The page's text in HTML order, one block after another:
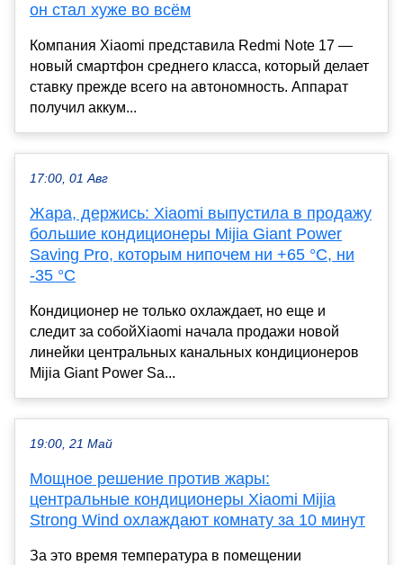
он стал хуже во всём
Компания Xiaomi представила Redmi Note 17 —
новый смартфон среднего класса, который делает
ставку прежде всего на автономность. Аппарат
получил аккум...
17:00, 01 Авг
Жара, держись: Xiaomi выпустила в продажу
большие кондиционеры Mijia Giant Power
Saving Pro, которым нипочем ни +65 °C, ни
-35 °C
Кондиционер не только охлаждает, но еще и
следит за собойXiaomi начала продажи новой
линейки центральных канальных кондиционеров
Mijia Giant Power Sa...
19:00, 21 Май
Мощное решение против жары:
центральные кондиционеры Xiaomi Mijia
Strong Wind охлаждают комнату за 10 минут
За это время температура в помещении